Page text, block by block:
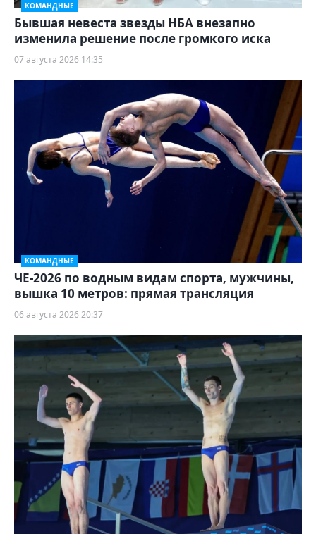
КОМАНДНЫЕ
Бывшая невеста звезды НБА внезапно
изменила решение после громкого иска
07 августа 2026 14:35
КОМАНДНЫЕ
ЧЕ-2026 по водным видам спорта, мужчины,
вышка 10 метров: прямая трансляция
06 августа 2026 20:37